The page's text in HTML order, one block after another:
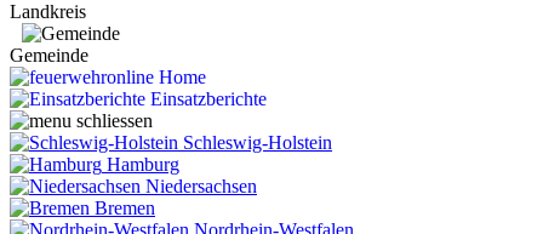
Landkreis
Gemeinde
Home
Einsatzberichte
Schleswig-Holstein
Hamburg
Niedersachsen
Bremen
Nordrhein-Westfalen